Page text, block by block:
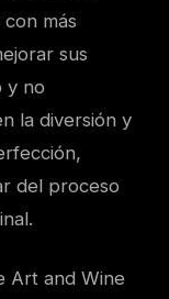
más
sus
y no
la diversión y
del proceso
Art and Wine